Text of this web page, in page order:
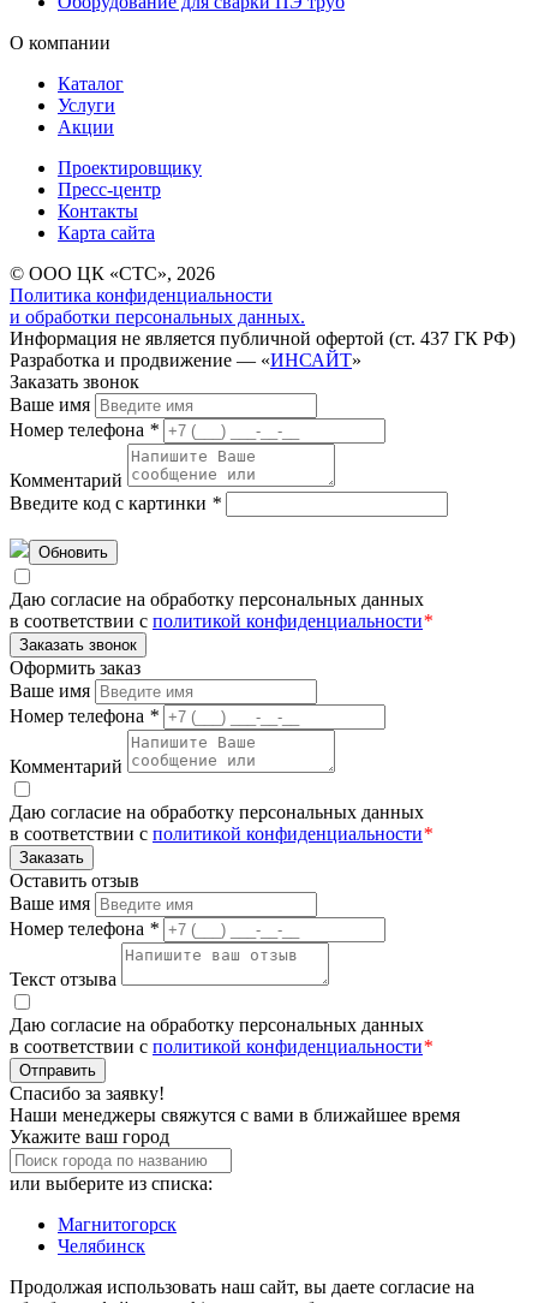
О компании
Каталог
Услуги
Акции
Проектировщику
Пресс-центр
Контакты
Карта сайта
© ООО ЦК «СТС», 2026
Политика конфиденциальности
и обработки персональных данных.
Информация не является публичной офертой (ст. 437 ГК РФ)
Разработка и продвижение — «ИНСАЙТ»
Заказать звонок
Ваше имя
Номер телефона *
Комментарий
Введите код с картинки *
Обновить
Даю согласие на обработку персональных данных
в соответствии с политикой конфиденциальности*
Заказать звонок
Оформить заказ
Ваше имя
Номер телефона *
Комментарий
Даю согласие на обработку персональных данных
в соответствии с политикой конфиденциальности*
Заказать
Оставить отзыв
Ваше имя
Номер телефона *
Текст отзыва
Даю согласие на обработку персональных данных
в соответствии с политикой конфиденциальности*
Отправить
Спасибо за заявку!
Наши менеджеры свяжутся с вами в ближайшее время
Укажите ваш город
или выберите из списка:
Магнитогорск
Челябинск
Продолжая использовать наш сайт, вы даете согласие на